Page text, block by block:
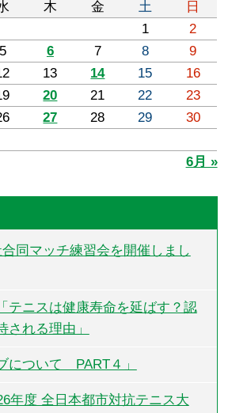
木 金 土
日
1
2
5 6 7 8
9
13 14 15
16
20 21 22
23
27 28 29
30
6月 »
同マッチ練習会を開催しまし
テニスは健康寿命を延ばす？認
される理由」
について PART４」
年度 全日本都市対抗テニス大